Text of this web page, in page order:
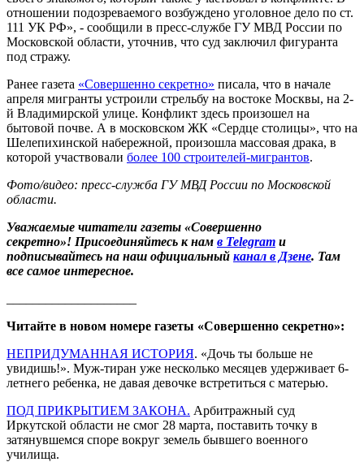
отношении подозреваемого возбуждено уголовное дело по ст.
111 УК РФ», - сообщили в пресс-службе ГУ МВД России по
Московской области, уточнив, что суд заключил фигуранта
под стражу.
Ранее газета «Совершенно секретно» писала, что в начале
апреля мигранты устроили стрельбу на востоке Москвы, на 2-
й Владимирской улице. Конфликт здесь произошел на
бытовой почве. А в московском ЖК «Сердце столицы», что на
Шелепихинской набережной, произошла массовая драка, в
которой участвовали более 100 строителей-мигрантов.
Фото/видео: пресс-служба ГУ МВД России по Московской
области.
Уважаемые читатели газеты «Совершенно
секретно»! Присоединяйтесь к нам в Telegram и
подписывайтесь на наш официальный канал в Дзене. Там
все самое интересное.
Читайте в новом номере газеты «Совершенно секретно»:
НЕПРИДУМАННАЯ ИСТОРИЯ. «Дочь ты больше не
увидишь!». Муж-тиран уже несколько месяцев удерживает 6-
летнего ребенка, не давая девочке встретиться с матерью.
ПОД ПРИКРЫТИЕМ ЗАКОНА. Арбитражный суд
Иркутской области не смог 28 марта, поставить точку в
затянувшемся споре вокруг земель бывшего военного
училища.